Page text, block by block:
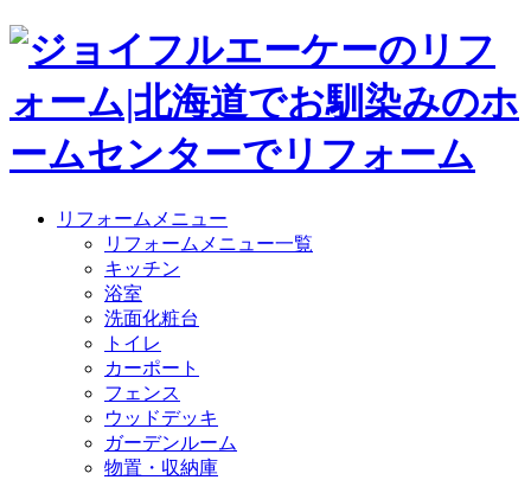
リフォームメニュー
リフォームメニュー一覧
キッチン
浴室
洗面化粧台
トイレ
カーポート
フェンス
ウッドデッキ
ガーデンルーム
物置・収納庫